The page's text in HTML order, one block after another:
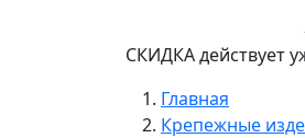
СКИДКА действует
Главная
Крепежные